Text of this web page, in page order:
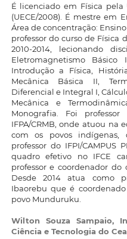
É licenciado em Física pela
(UECE/2008). É mestre em
Área de concentração:
professor do curso de Física
2010-2014, lecionando
Eletromagnetismo Básico
Introdução a Física,
Mecânica Básica II,
Diferencial e Integral I,
Mecânica e
Monografia. Foi
IFPA/CRMB, onde atuou na
com os povos indígenas,
professor do IFPI/CAMPUS
quadro efetivo no IFCE
professor e coordenador do
Desde 2014 atua como
Ibaorebu que é
povo Munduruku.
Wilton Souza Sampaio,
Ciência e Tecnologia do